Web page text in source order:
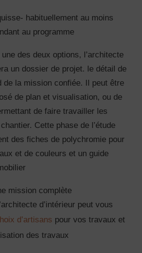
habituellement au moins
au programme
des deux options, l’architecte
un dossier de projet. le détail de
de la mission confiée. Il peut être
de plan et visualisation, ou de
de faire travailler les
Cette phase de l’étude
des fiches de polychromie pour
et de couleurs et un guide
mission complète
d’intérieur peut vous
d’artisans pour vos travaux et
des travaux